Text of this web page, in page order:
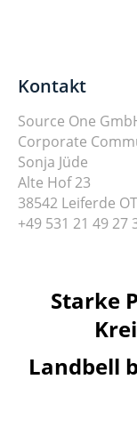
Kontakt
Source One
Corporate
Sonja Jüde
Alte Hof 23
38542 Leiferde
+49 531 21 49 27
Starke
Landbell